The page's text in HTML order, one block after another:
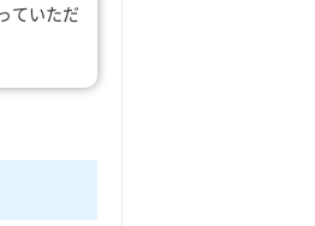
ていただ